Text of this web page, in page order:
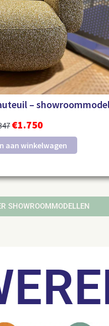
–
€1.750
aan winkelwagen
SHOWROOMMODELLEN